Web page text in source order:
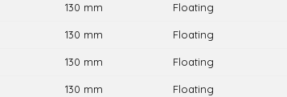
130 mm Floating
130 mm Floating
130 mm Floating
130 mm Floating